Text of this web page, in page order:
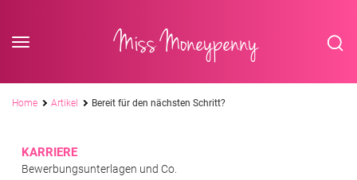
Miss Moneypenny
Pfadnavigation
Home Artikel Bereit für den nächsten Schritt?
KARRIERE
Bewerbungsunterlagen und Co.